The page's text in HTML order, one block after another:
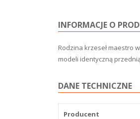
INFORMACJE O
Rodzina krzeseł maestro
modeli identyczną
DANE TECHNICZNE
Producent